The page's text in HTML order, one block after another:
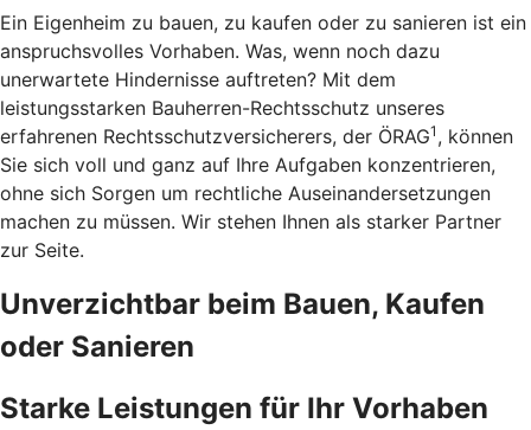
Ein Eigenheim zu bauen, zu kaufen oder zu sanieren ist ein
anspruchsvolles Vorhaben. Was, wenn noch dazu
unerwartete Hindernisse auftreten? Mit dem
leistungsstarken Bauherren-Rechtsschutz unseres
erfahrenen Rechtsschutzversicherers, der ÖRAG1 , können
Sie sich voll und ganz auf Ihre Aufgaben konzentrieren,
ohne sich Sorgen um rechtliche Auseinandersetzungen
machen zu müssen. Wir stehen Ihnen als starker Partner
zur Seite.
Unverzichtbar beim Bauen, Kaufen
oder Sanieren
Starke Leistungen für Ihr Vorhaben